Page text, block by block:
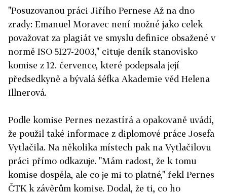
"Posuzovanou práci Jiřího Pernese Až na dno
zrady: Emanuel Moravec není možné jako celek
považovat za plagiát ve smyslu definice obsažené v
normě ISO 5127-2003," cituje deník stanovisko
komise z 12. července, které podepsala její
předsedkyně a bývalá šéfka Akademie věd Helena
Illnerová.
Podle komise Pernes nezastírá a opakovaně uvádí,
že použil také informace z diplomové práce Josefa
Vytlačila. Na několika místech pak na Vytlačilovu
práci přímo odkazuje. "Mám radost, že k tomu
komise dospěla, ale co je mi to platné," řekl Pernes
ČTK k závěrům komise. Dodal, že ti, co ho